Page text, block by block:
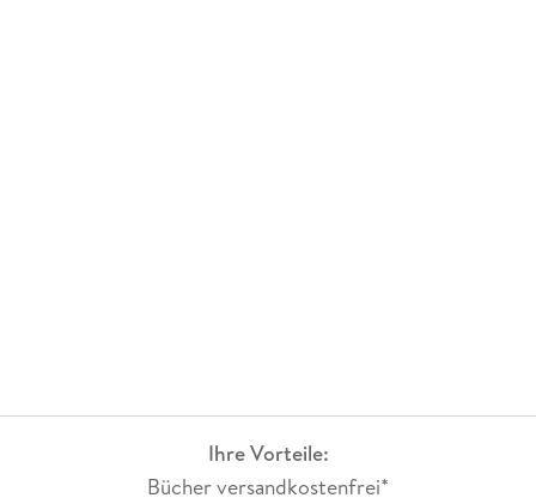
Ihre Vorteile:
Bücher versandkostenfrei*